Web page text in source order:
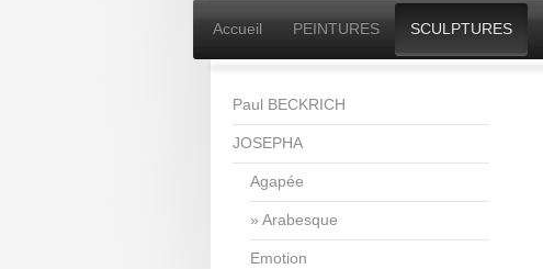
Accueil PEINTURES SCULPTURES
Paul BECKRICH
JOSEPHA
Agapée
Arabesque
Emotion